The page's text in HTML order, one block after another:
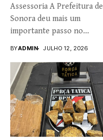
Assessoria A Prefeitura de
Sonora deu mais um
importante passo no
BYADMIN JULHO 12, 2026